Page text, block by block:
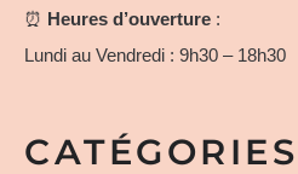
⏰ Heures d’ouverture :
Lundi au Vendredi : 9h30 – 18h30
CATÉGORIES